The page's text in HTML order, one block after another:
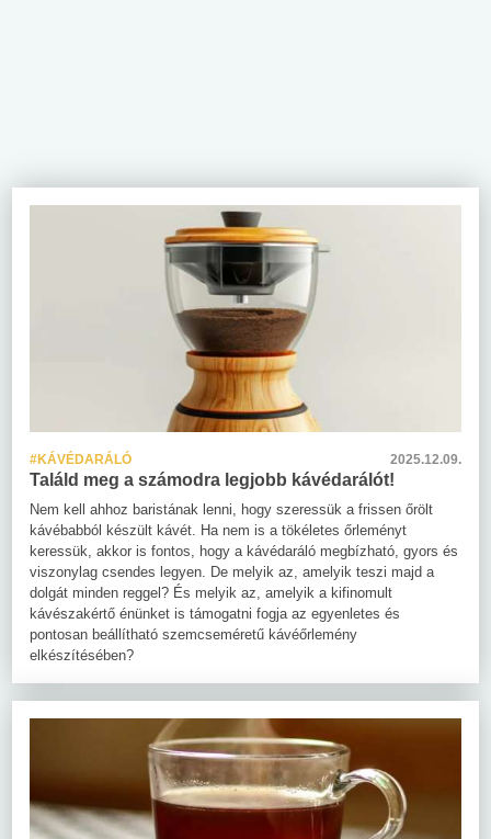
#KÁVÉDARÁLÓ 2025.12.09.
Találd meg a számodra legjobb kávédarálót!
Nem kell ahhoz baristának lenni, hogy szeressük a frissen őrölt
kávébabból készült kávét. Ha nem is a tökéletes őrleményt
keressük, akkor is fontos, hogy a kávédaráló megbízható, gyors és
viszonylag csendes legyen. De melyik az, amelyik teszi majd a
dolgát minden reggel? És melyik az, amelyik a kifinomult
kávészakértő énünket is támogatni fogja az egyenletes és
pontosan beállítható szemcseméretű kávéőrlemény
elkészítésében?